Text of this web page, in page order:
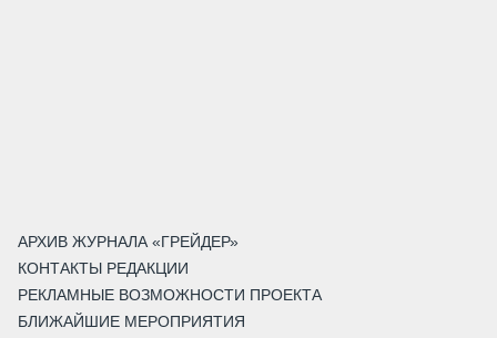
АРХИВ ЖУРНАЛА «ГРЕЙДЕР»
КОНТАКТЫ РЕДАКЦИИ
РЕКЛАМНЫЕ ВОЗМОЖНОСТИ ПРОЕКТА
БЛИЖАЙШИЕ МЕРОПРИЯТИЯ